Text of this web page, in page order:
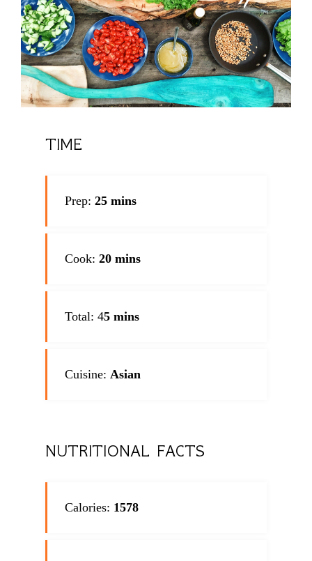
TIME
Prep: 25 mins
Cook: 20 mins
Total: 45 mins
Cuisine: Asian
NUTRITIONAL FACTS
Calories: 1578